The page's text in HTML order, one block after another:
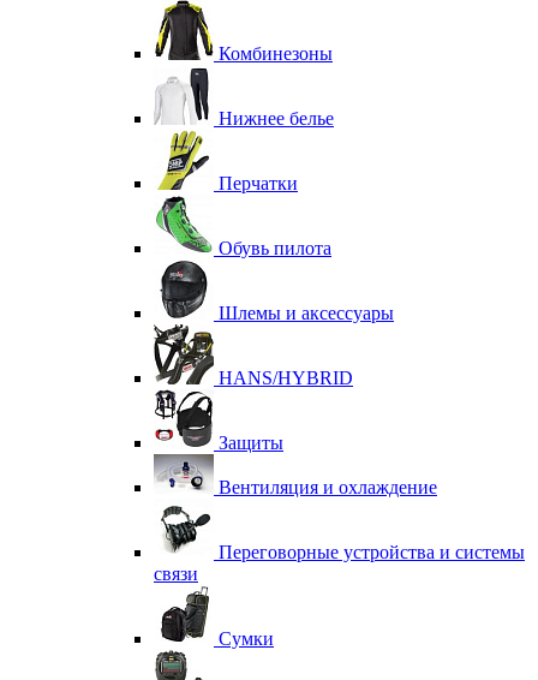
Комбинезоны
Нижнее белье
Перчатки
Обувь пилота
Шлемы и аксессуары
HANS/HYBRID
Защиты
Вентиляция и охлаждение
Переговорные устройства и системы
связи
Сумки